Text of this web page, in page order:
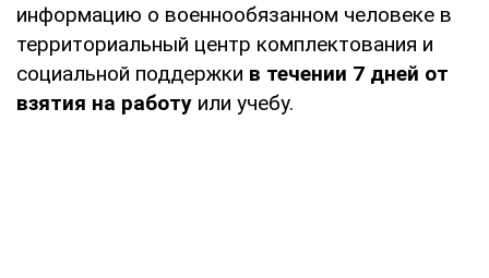
информацию о военнообязанном человеке в
территориальный центр комплектования и
социальной поддержки в течении 7 дней от
взятия на работу или учебу.